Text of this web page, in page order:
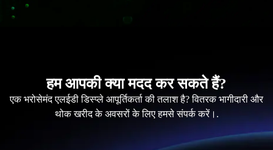
हम आपकी क्या मदद कर सकते हैं?
एक भरोसेमंद एलईडी डिस्प्ले आपूर्तिकर्ता की तलाश है? वितरक भागीदारी और
थोक खरीद के अवसरों के लिए हमसे संपर्क करें।.